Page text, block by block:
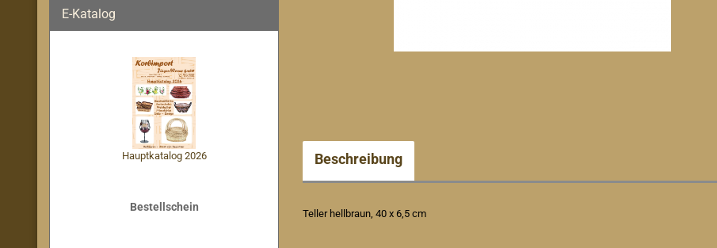
Beschreibung
Teller hellbraun, 40 x 6,5 cm
E-Katalog
Hauptkatalog 2026
Bestellschein